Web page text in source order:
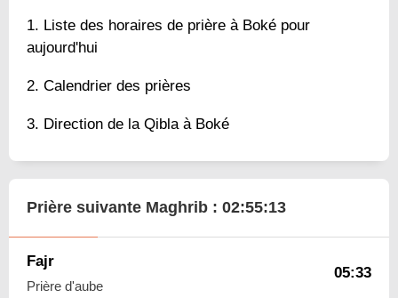
Liste des horaires de prière à Boké pour
aujourd'hui
Calendrier des prières
Direction de la Qibla à Boké
Prière suivante Maghrib : 02:55:12
Fajr
Prière d'aube
05:33